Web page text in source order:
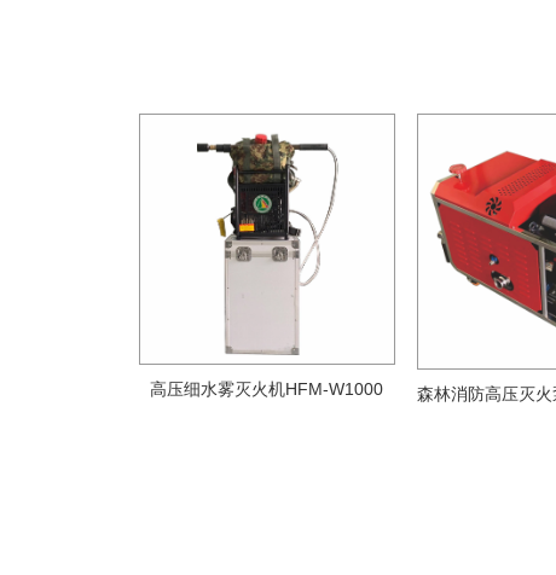
高压细水雾灭火机HFM-W1000